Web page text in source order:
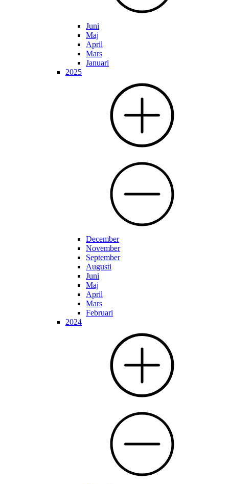
Juni
Maj
April
Mars
Januari
2025
December
November
September
Augusti
Juni
Maj
April
Mars
Februari
2024